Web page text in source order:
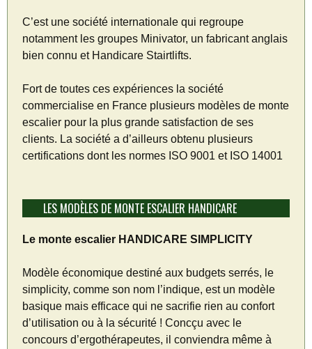
C’est une société internationale qui regroupe
notamment les groupes Minivator, un fabricant anglais
bien connu et Handicare Stairtlifts.
Fort de toutes ces expériences la société
commercialise en France plusieurs modèles de monte
escalier pour la plus grande satisfaction de ses
clients. La société a d’ailleurs obtenu plusieurs
certifications dont les normes ISO 9001 et ISO 14001
LES MODÈLES DE MONTE ESCALIER HANDICARE
Le monte escalier HANDICARE SIMPLICITY
Modèle économique destiné aux budgets serrés, le
simplicity, comme son nom l’indique, est un modèle
basique mais efficace qui ne sacrifie rien au confort
d’utilisation ou à la sécurité ! Concçu avec le
concours d’ergothérapeutes, il conviendra même à